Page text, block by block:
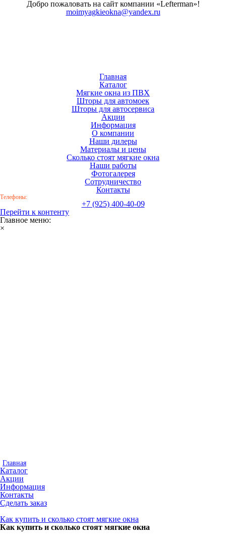
Добро пожаловать на сайт компании «Lefterman»!
moimyagkieokna@yandex.ru
Главная
Каталог
Мягкие окна из ПВХ
Шторы для автомоек
Шторы для автосервиса
Акции
Информация
О компании
Наши дилеры
Материалы и цены
Сколько стоят мягкие окна
Наши работы
Фотогалерея
Сотрудничество
Контакты
Телефоны:
+7 (925) 400-40-09
Перейти к контенту
Главное меню:
×
Главная
Каталог
Акции
Информация
Контакты
Сделать заказ
Как купить и сколько стоят мягкие окна
Как купить и сколько стоят мягкие окна